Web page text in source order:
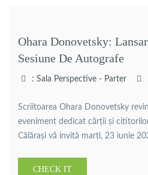
Ohara Donovetsky:
Sesiune De Autografe
: Sala Perspective - Parter
Scriitoarea Ohara Donovetsky
eveniment dedicat cărții și
Călărași vă invită marți, 23 iunie
„Casting pentru urșitoare”, urmată
CHECK IT